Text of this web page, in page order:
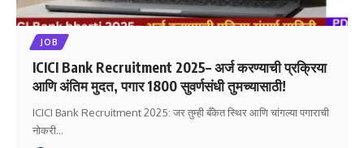
JOB
ICICI Bank Recruitment 2025– अर्ज करण्याची प्रक्रिया
आणि अंतिम मुदत, पगार 1800 सुवर्णसंधी तुमच्यासाठी!
ICICI Bank Recruitment 2025: जर तुम्ही बँकेत स्थिर आणि चांगल्या पगाराची
नोकरी…